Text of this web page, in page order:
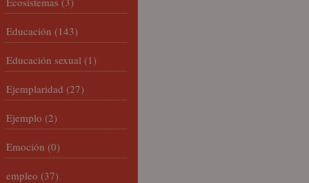
Educación (143)
Educación sexual (1)
Ejemplaridad (27)
Ejemplo (2)
Emoción (0)
empleo (37)